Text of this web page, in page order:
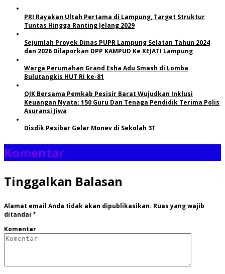
PRI Rayakan Ultah Pertama di Lampung, Target Struktur
Tuntas Hingga Ranting Jelang 2029
Sejumlah Proyek Dinas PUPR Lampung Selatan Tahun 2024
dan 2026 Dilaporkan DPP KAMPUD Ke KEJATI Lampung
Warga Perumahan Grand Esha Adu Smash di Lomba
Bulutangkis HUT RI ke-81
OJK Bersama Pemkab Pesisir Barat Wujudkan Inklusi
Keuangan Nyata: 150 Guru Dan Tenaga Pendidik Terima Polis
Asuransi Jiwa
Disdik Pesibar Gelar Monev di Sekolah 3T
Komentar
Tinggalkan Balasan
Alamat email Anda tidak akan dipublikasikan. Ruas yang wajib
ditandai *
Komentar